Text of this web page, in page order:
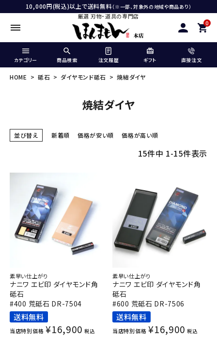
10,000円(税込)以上で送料無料（※一部、対象外の地域や商品あり）
厳選 刃物・道具の専門店
0
カテゴリー 商品検索 注文履歴 ギフト 直接注文
HOME 砥石 ダイヤモンド砥石 焼結ダイヤ
焼結ダイヤ
並び替え 新着順 価格が安い順 価格が高い順
15件中 1-15件表示
素早い仕上がり
ナニワ エビ印 ダイヤモンド角
砥石
#400 荒砥石 DR-7504
送料無料
当店特別価格 ¥16,900 税込
素早い仕上がり
ナニワ エビ印 ダイヤモンド角
砥石
#600 荒砥石 DR-7506
送料無料
当店特別価格 ¥16,900 税込